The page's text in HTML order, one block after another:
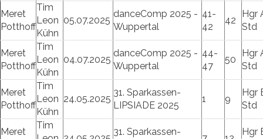
Meret
Potthoff
Tim
Leon
Kühn
05.07.2025
danceComp 2025 -
Wuppertal
41-
42
42
Hgr
Std
Meret
Potthoff
Tim
Leon
Kühn
04.07.2025
danceComp 2025 -
Wuppertal
44-
47
50
Hgr
Std
Meret
Potthoff
Tim
Leon
Kühn
24.05.2025
31. Sparkassen-
LIPSIADE 2025
1 9
Hgr
Std
Meret
Tim
31. Sparkassen-
Hgr